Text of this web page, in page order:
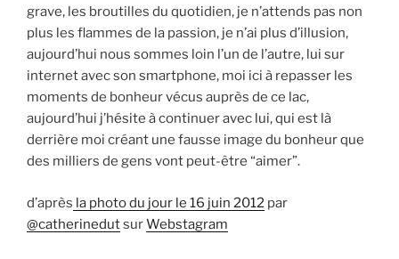
grave, les broutilles du quotidien, je n’attends pas non
plus les flammes de la passion, je n’ai plus d’illusion,
aujourd’hui nous sommes loin l’un de l’autre, lui sur
internet avec son smartphone, moi ici à repasser les
moments de bonheur vécus auprès de ce lac,
aujourd’hui j’hésite à continuer avec lui, qui est là
derrière moi créant une fausse image du bonheur que
des milliers de gens vont peut-être “aimer”.
d’après la photo du jour le 16 juin 2012 par
@catherinedutsurWebstagram